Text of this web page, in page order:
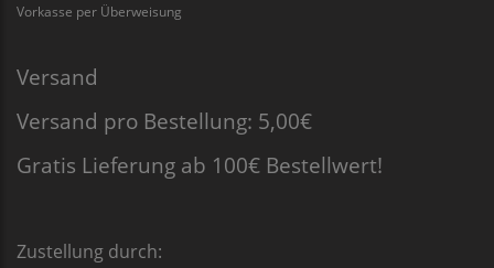
Vorkasse per Überweisung
Versand
Versand pro Bestellung: 5,00€
Gratis Lieferung ab 100€ Bestellwert!
Zustellung durch: